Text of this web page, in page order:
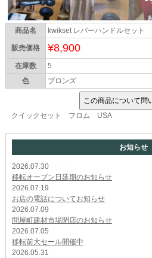
商品名 kwikset レバーハンドルセット
販売価格 ¥8,900
在庫数
5
色
ブロンズ
クイックセット フロム USA
お知らせ
2026.07.30
移転オープン日延期のお知らせ
2026.07.19
お店の電話についてお知らせ
2026.07.09
問屋町建材市場閉店のお知らせ
2026.07.05
移転前大セール開催中
2026.05.31